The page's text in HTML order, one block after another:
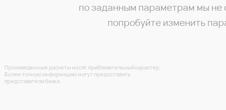
по заданным параметрам мы не
попробуйте изменить
Произведенные расчеты носят приблизительный характер.
Более точную информацию могут предоставить
представители банка.